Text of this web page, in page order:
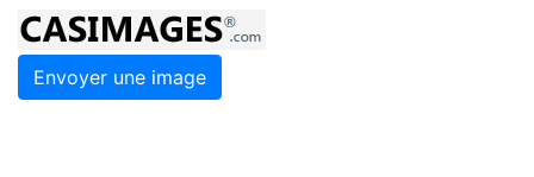
Envoyer une image